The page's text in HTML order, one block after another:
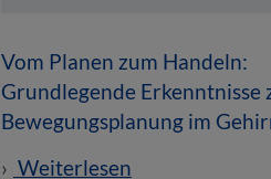
Vom Planen zum Handeln:
Grundlegende Erkenntnisse
Bewegungsplanung im
Weiterlesen